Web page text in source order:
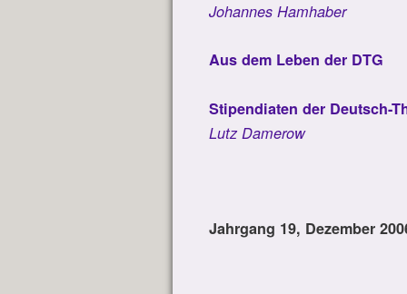
Johannes Hamhaber
Aus dem Leben der DTG
Stipendiaten der Deutsch-
Lutz Damerow
Jahrgang 19, Dezember